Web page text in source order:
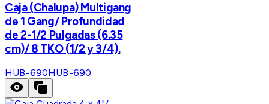
Caja (Chalupa) Multigang
de 1 Gang/ Profundidad
de 2-1/2 Pulgadas (6.35
cm)/ 8 TKO (1/2 y 3/4).
HUB-690HUB-690